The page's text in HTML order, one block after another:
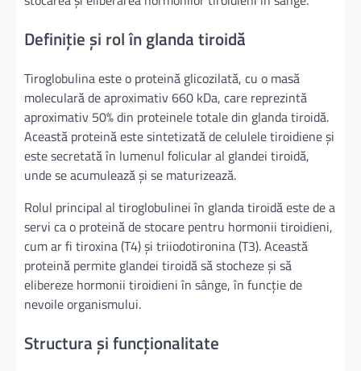
Definiție și rol în glanda tiroidă
Tiroglobulina este o proteină glicozilată, cu o masă
moleculară de aproximativ 660 kDa, care reprezintă
aproximativ 50% din proteinele totale din glanda tiroidă.
Această proteină este sintetizată de celulele tiroidiene și
este secretată în lumenul folicular al glandei tiroidă,
unde se acumulează și se maturizează.
Rolul principal al tiroglobulinei în glanda tiroidă este de a
servi ca o proteină de stocare pentru hormonii tiroidieni,
cum ar fi tiroxina (T4) și triiodotironina (T3). Această
proteină permite glandei tiroidă să stocheze și să
elibereze hormonii tiroidieni în sânge, în funcție de
nevoile organismului.
Structura și funcționalitate